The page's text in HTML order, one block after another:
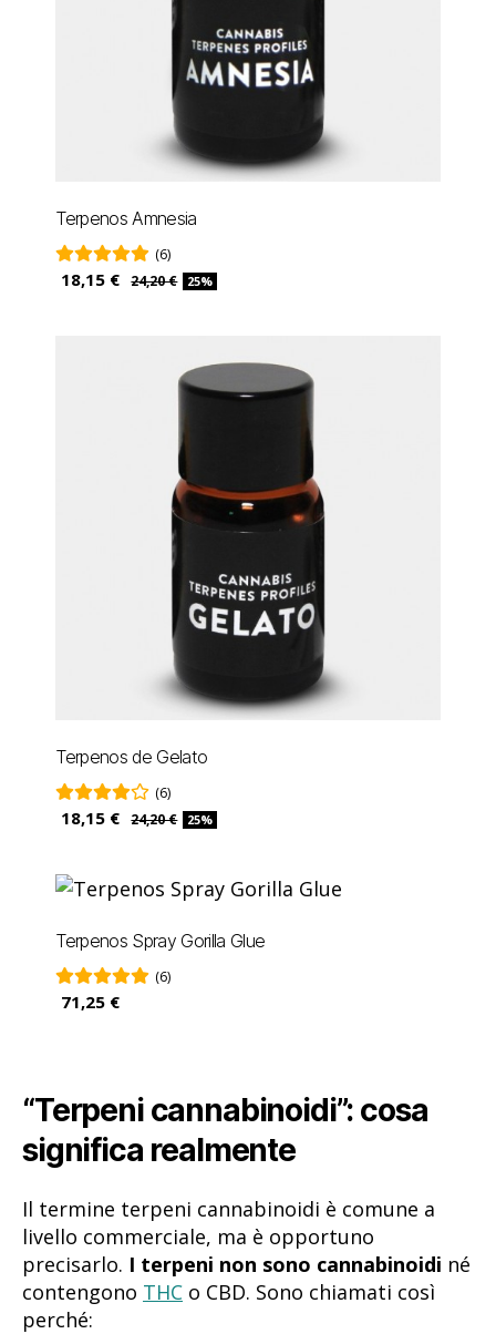
Terpenos Amnesia
(6)
18,15 € 24,20 € 25%
Terpenos de Gelato
(6)
18,15 € 24,20 € 25%
Terpenos Spray Gorilla Glue
(6)
71,25 €
“Terpeni cannabinoidi”: cosa
significa realmente
Il termine terpeni cannabinoidi è comune a
livello commerciale, ma è opportuno
precisarlo. I terpeni non sono cannabinoidi né
contengono THC o CBD. Sono chiamati così
perché: